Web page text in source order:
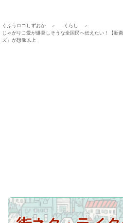
くふうロコしずおか
くらし
じゃがりこ愛が爆発しそうな全国民へ伝えたい！【新
ズ」が想像以上